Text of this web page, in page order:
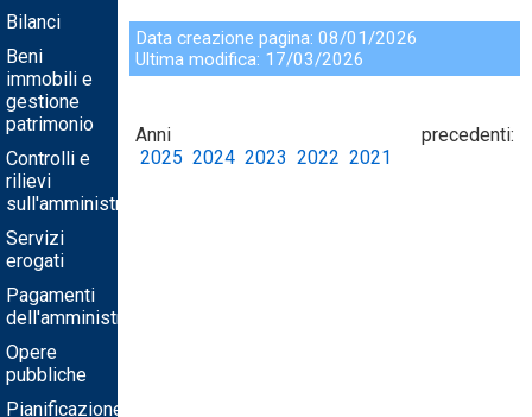
Bilanci
Beni
immobili e
gestione
patrimonio
Controlli e
rilievi
sull'amministrazione
Servizi
erogati
Pagamenti
dell'amministrazione
Opere
pubbliche
Pianificazione
Data creazione pagina: 08/01/2026
Ultima modifica: 17/03/2026
Anni precedenti:
2025 2024 2023 2022 2021